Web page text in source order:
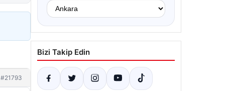
#21793
Bizi Takip Edin